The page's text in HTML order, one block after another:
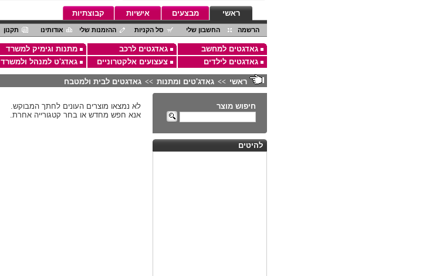
ראשי מבצעים אישיות קבוצתיות
הרשמה החשבון שלי סל הקניות ההזמנות שלי אודותינו תקנון
גאדגטים למחשב גאדגטים לרכב מתנות וגימיק למשרד
גאדגטים לילדים
צעצועים אלקטרוניים גאדג'ט למנהל ולמשרד
ראשי >> גאדג'טים ומתנות >> גאדגטים לבית ולמטבח
חיפוש מוצר
להיטים
לא נמצאו מוצרים העונים לחתך המבוקש.
אנא חפש מחדש או בחר קטגורייה אחרת.